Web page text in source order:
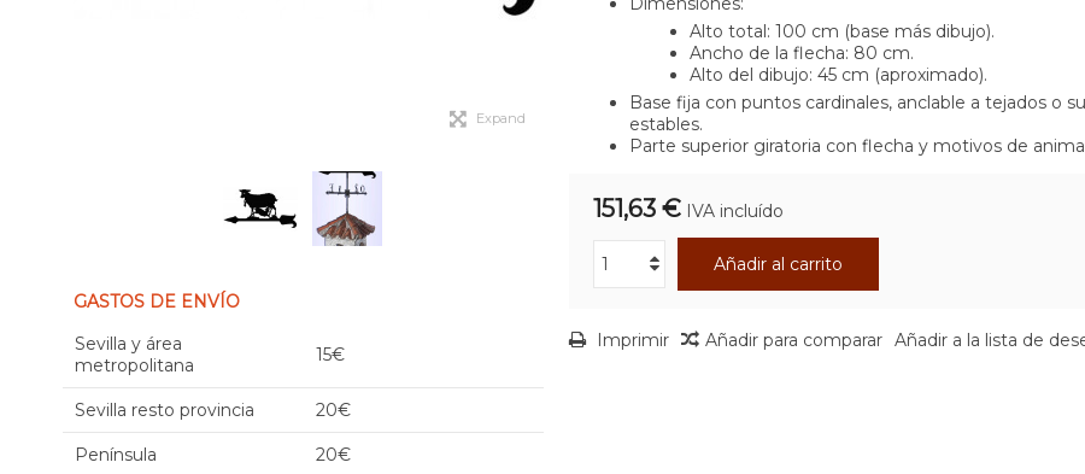
Expand
GASTOS DE ENVÍO
Sevilla y área
metropolitana
15€
Sevilla resto provincia 20€
Península 20€
Alto total: 100 cm (base más dibujo).
Ancho de la flecha: 80 cm.
Alto del dibujo: 45 cm (aproximado).
Base fija con puntos cardinales, anclable a tejados o
estables.
Parte superior giratoria con flecha y motivos de
151,63 € IVA incluído
Añadir al carrito
Imprimir Añadir para comparar Añadir a la lista de